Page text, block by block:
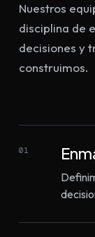
Nuestros
disciplina de
decisiones y
construimos.
01